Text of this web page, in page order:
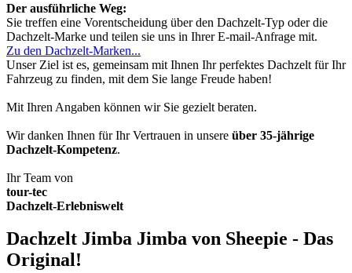
Der ausführliche Weg:
Sie treffen eine Vorentscheidung über den Dachzelt-Typ oder die
Dachzelt-Marke und teilen sie uns in Ihrer E-mail-Anfrage mit.
Zu den Dachzelt-Marken...
Unser Ziel ist es, gemeinsam mit Ihnen Ihr perfektes Dachzelt für Ihr
Fahrzeug zu finden, mit dem Sie lange Freude haben!
Mit Ihren Angaben können wir Sie gezielt beraten.
Wir danken Ihnen für Ihr Vertrauen in unsere über 35-jährige
Dachzelt-Kompetenz.
Ihr Team von
tour-tec
Dachzelt-Erlebniswelt
Dachzelt Jimba Jimba von Sheepie - Das
Original!